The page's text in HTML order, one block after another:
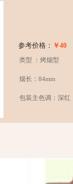
参考价格： ￥40
类型 ：烤烟型
烟长：84mm
包装主色调：深红